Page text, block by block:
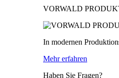
VORWALD
In modernen
Mehr erfahren
Haben Sie Fragen?